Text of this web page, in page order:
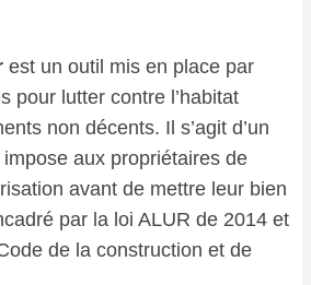
est un outil mis en place par
pour lutter contre l’habitat
non décents. Il s’agit d’un
impose aux propriétaires de
avant de mettre leur bien
par la loi ALUR de 2014 et
de la construction et de